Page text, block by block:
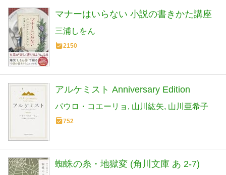
マナーはいらない 小説の書きかた講座
三浦しをん
2150
アルケミスト Anniversary Edition
パウロ・コエーリョ 山川紘矢 山川亜希子
752
蜘蛛の糸・地獄変 (角川文庫 あ 2-7)